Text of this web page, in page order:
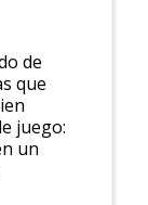
de
que
juego:
un